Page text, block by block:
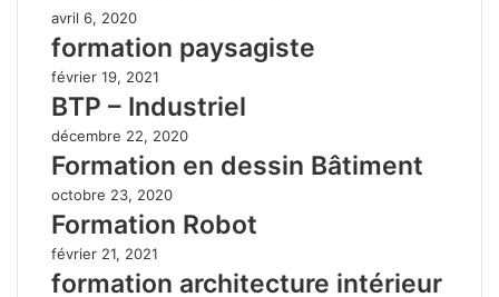
avril 6, 2020
formation paysagiste
février 19, 2021
BTP – Industriel
décembre 22, 2020
Formation en dessin Bâtiment
octobre 23, 2020
Formation Robot
février 21, 2021
formation architecture intérieur